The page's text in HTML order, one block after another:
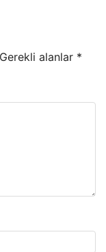
Gerekli alanlar *